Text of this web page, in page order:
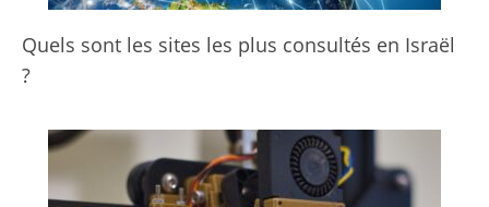
Quels sont les sites les plus consultés en Israël
?